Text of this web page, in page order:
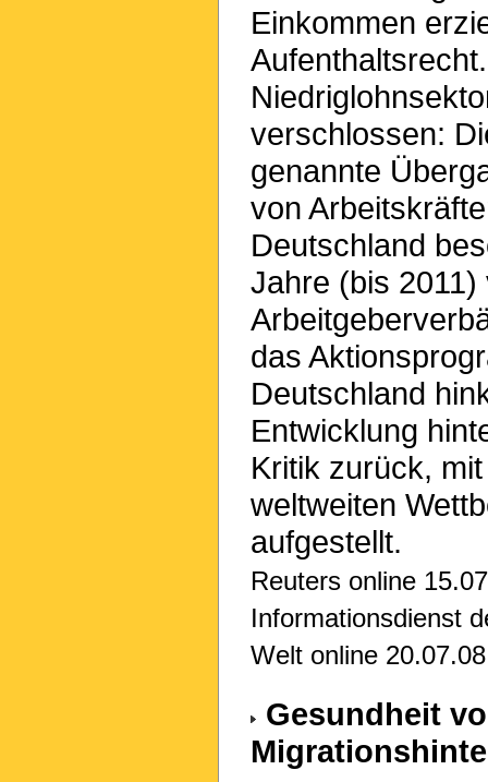
Einkommen
verschlossen:
genannte
von
Deutschland
Jahre (bis
das
Deutschland
Entwicklung
Kritik zurück,
weltweiten
aufgestellt.
Reuters online
Informationsdienst
Welt online
Gesundheit